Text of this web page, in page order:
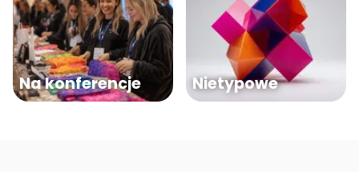
Na konferencje Nietypowe